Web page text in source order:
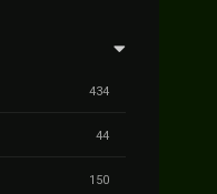
434
44
150